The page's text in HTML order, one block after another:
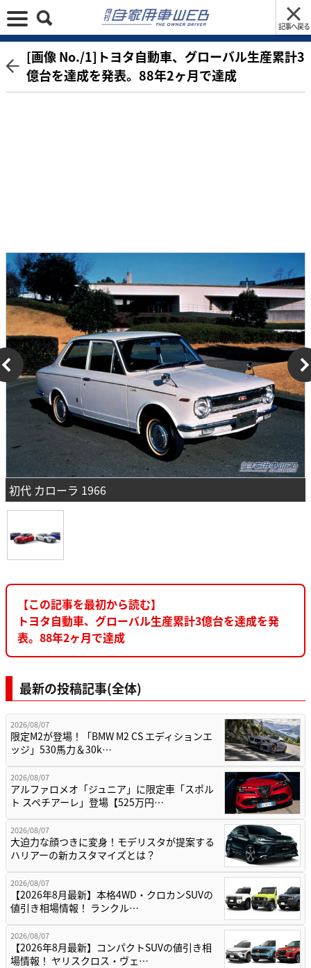
記事へ戻る
[画像 No./1]トヨタ自動車、グローバル生産累計3
億台を達成を発表。88年2ヶ月で達成
初代 カローラ 1966
【この記事を最初から読む】
トヨタ自動車、グローバル生産累計3億台を達成を発
表。88年2ヶ月で達成
最新の投稿記事(全体)
2026/08/07
限定M2が登場！「BMW M2 CS エディションエ
ッジ」530馬力＆30k…
2026/08/07
アルファロメオ「ジュニア」に限定車「スポル
ト スペチアーレ」登場【525万円…
2026/08/07
大迫力な顔つきに変身！モデリスタが提案する
ハリアーの新カスタマイズとは？
2026/08/07
【2026年8月最新】本格4WD・クロカンSUVの
値引き相場情報！ ランクル…
2026/08/07
【2026年8月最新】コンパクトSUVの値引き相
場情報！ ヤリスクロス・ヴェ…